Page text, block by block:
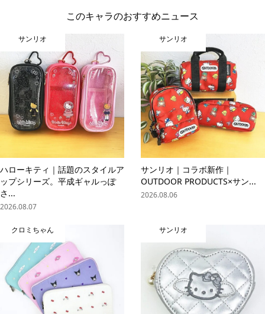
このキャラのおすすめニュース
サンリオ
ハローキティ｜話題のスタイルア
ップシリーズ。平成ギャルっぽ
さ...
2026.08.07
サンリオ
サンリオ｜コラボ新作｜
OUTDOOR PRODUCTS×サン...
2026.08.06
クロミちゃん サンリオ